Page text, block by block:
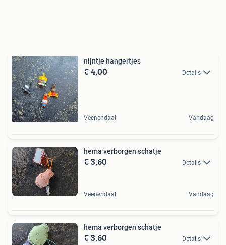
nijntje hangertjes
€ 4,00 Details
Veenendaal Vandaag
hema verborgen schatje
€ 3,60 Details
Veenendaal Vandaag
hema verborgen schatje
€ 3,60 Details